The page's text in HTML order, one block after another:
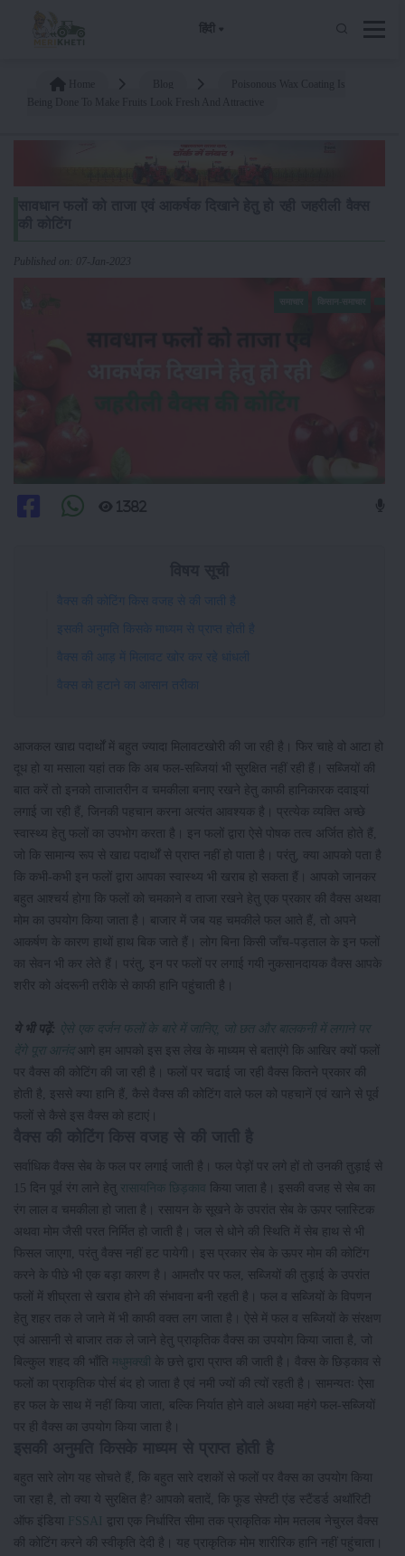
हिंदी
Published on: 07-Jan-2023
1382
वैक्स की कोटिंग किस वजह से की जाती है
इसकी अनुमति किसके माध्यम से प्राप्त होती है
वैक्स की आड़ में मिलावट खोर कर रहे धांधली
वैक्स को हटाने का आसान तरीका
आजकल खाद्य पदार्थों में बहुत ज्यादा मिलावटखोरी की जा रही है। फिर चाहे वो आटा हो
दूध हो या मसाला यहां तक कि अब फल-सब्जियां भी सुरक्षित नहीं रही हैं। सब्जियों की
बात करें तो इनको ताजातरीन व चमकीला बनाए रखने हेतु काफी हानिकारक दवाइयां
लगाई जा रही हैं, जिनकी पहचान करना अत्यंत आवश्यक है। प्रत्येक व्यक्ति अच्छे
स्वास्थ्य हेतु फलों का उपभोग करता है। इन फलों द्वारा ऐसे पोषक तत्व अर्जित होते हैं,
जो कि सामान्य रूप से खाद्य पदार्थों से प्राप्त नहीं हो पाता है। परंतु, क्या आपको पता है
कि कभी-कभी इन फलों द्वारा आपका स्वास्थ्य भी खराब हो सकता हैं। आपको जानकर
बहुत आश्चर्य होगा कि फलों को चमकाने व ताजा रखने हेतु एक प्रकार की वैक्स अथवा
मोम का उपयोग किया जाता है। बाजार में जब यह चमकीले फल आते हैं, तो अपने
आकर्षण के कारण हाथों हाथ बिक जाते हैं। लोग बिना किसी जाँच-पड़ताल के इन फलों
का सेवन भी कर लेते हैं। परंतु, इन पर फलों पर लगाई गयी नुकसानदायक वैक्स आपके
शरीर को अंदरूनी तरीके से काफी हानि पहुंचाती है।
ये भी पढ़ें:
ऐसे एक दर्जन फलों के बारे में जानिए, जो छत और बालकनी में लगाने पर
देंगे पूरा आनंद आगे हम आपको इस इस लेख के माध्यम से बताएंगे कि आखिर क्यों फलों
पर वैक्स की कोटिंग की जा रही है। फलों पर चढाई जा रही वैक्स कितने प्रकार की
होती है, इससे क्या हानि हैं, कैसे वैक्स की कोटिंग वाले फल को पहचानें एवं खाने से पूर्व
फलों से कैसे इस वैक्स को हटाएं।
सर्वाधिक वैक्स सेब के फल पर लगाई जाती है। फल पेड़ों पर लगे हों तो उनकी तुड़ाई से
15 दिन पूर्व रंग लाने हेतु रासायनिक छिड़काव
किया जाता है। इसकी वजह से सेब का
रंग लाल व चमकीला हो जाता है। रसायन के सूखने के उपरांत सेब के ऊपर प्लास्टिक
अथवा मोम जैसी परत निर्मित हो जाती है। जल से धोने की स्थिति में सेब हाथ से भी
फिसल जाएगा, परंतु वैक्स नहीं हट पायेगी। इस प्रकार सेब के ऊपर मोम की कोटिंग
करने के पीछे भी एक बड़ा कारण है। आमतौर पर फल, सब्जियों की तुड़ाई के उपरांत
फलों में शीघ्रता से खराब होने की संभावना बनी रहती है। फल व सब्जियों के विपणन
हेतु शहर तक ले जाने में भी काफी वक्त लग जाता है। ऐसे में फल व सब्जियों के संरक्षण
एवं आसानी से बाजार तक ले जाने हेतु प्राकृतिक वैक्स का उपयोग किया जाता है, जो
बिल्कुल शहद की भाँति मधुमक्खी
के छत्ते द्वारा प्राप्त की जाती है। वैक्स के छिड़काव से
फलों का प्राकृतिक पोर्स बंद हो जाता है एवं नमी ज्यों की त्यों रहती है। सामन्यतः ऐसा
हर फल के साथ में नहीं किया जाता, बल्कि निर्यात होने वाले अथवा महंगे फल-सब्जियों
पर ही वैक्स का उपयोग किया जाता है।
बहुत सारे लोग यह सोचते हैं, कि बहुत सारे दशकों से फलों पर वैक्स का उपयोग किया
जा रहा है, तो क्या ये सुरक्षित है? आपको बतादें, कि फूड सेफ्टी एंड स्टैंडर्ड अथॉरिटी
ऑफ इंडिया
FSSAI द्वारा एक निर्धारित सीमा तक प्राकृतिक मोम मतलब नेचुरल वैक्स
की कोटिंग करने की स्वीकृति देदी है। यह प्राकृतिक मोम शारीरिक हानि नहीं पहुंचाता।